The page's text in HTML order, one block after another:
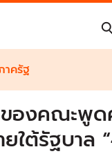
าครัฐ
ของคณะพู
ใต้รัฐบาล